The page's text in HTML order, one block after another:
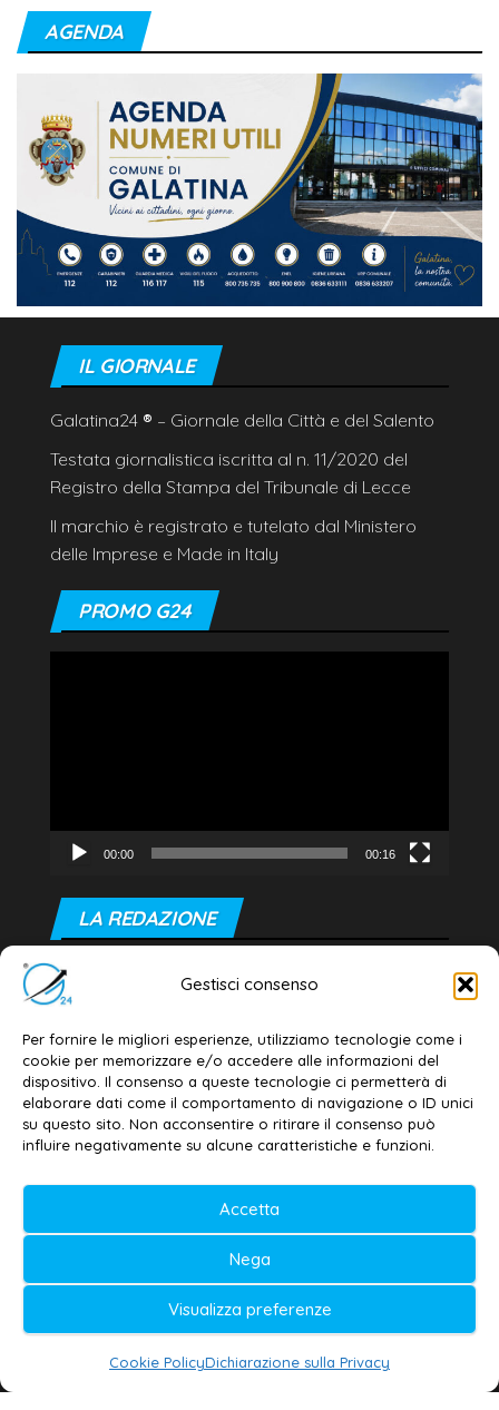
Gestisci consenso
Per fornire le migliori esperienze, utilizziamo tecnologie come i
cookie per memorizzare e/o accedere alle informazioni del
dispositivo. Il consenso a queste tecnologie ci permetterà di
elaborare dati come il comportamento di navigazione o ID unici
su questo sito. Non acconsentire o ritirare il consenso può
influire negativamente su alcune caratteristiche e funzioni.
Accetta
Nega
Visualizza preferenze
Cookie PolicyDichiarazione sulla Privacy
AGENDA
IL GIORNALE
Galatina24 ® – Giornale della Città e del Salento
Testata giornalistica iscritta al n. 11/2020 del
Registro della Stampa del Tribunale di Lecce
Il marchio è registrato e tutelato dal Ministero
delle Imprese e Made in Italy
PROMO G24
00:00 00:16
LA REDAZIONE
Editore e direttore responsabile:
Dott. Daniele G. Masciullo
Email: redazione@galatina24.it
Contatti –Disclaimer
Privacy policy –Cookie policy
© 2020-2026 | Galatina24 ®
Testata iscritta al n. 11/2020 Registro della
Stampa Tribunale di Lecce
Editore e direttore responsabile:
Daniele G. Masciullo